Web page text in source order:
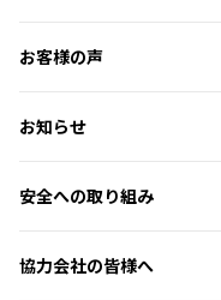
お客様の声
お知らせ
安全への取り組み
協力会社の皆様へ